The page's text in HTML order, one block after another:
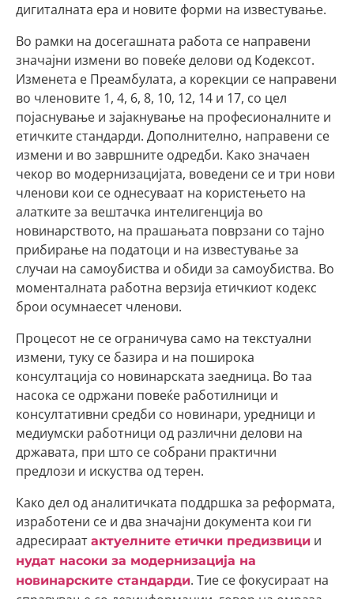
дигиталната ера и новите форми на известување.
Во рамки на досегашната работа се направени
значајни измени во повеќе делови од Кодексот.
Изменета е Преамбулата, а корекции се направени
во членовите 1, 4, 6, 8, 10, 12, 14 и 17, со цел
појаснување и зајакнување на професионалните и
етичките стандарди. Дополнително, направени се
измени и во завршните одредби. Како значаен
чекор во модернизацијата, воведени се и три нови
членови кои се однесуваат на користењето на
алатките за вештачка интелигенција во
новинарството, на прашањата поврзани со тајно
прибирање на податоци и на известување за
случаи на самоубиства и обиди за самоубиства. Во
моменталната работна верзија етичкиот кодекс
брои осумнаесет членови.
Процесот не се ограничува само на текстуални
измени, туку се базира и на поширока
консултација со новинарската заедница. Во таа
насока се одржани повеќе работилници и
консултативни средби со новинари, уредници и
медиумски работници од различни делови на
државата, при што се собрани практични
предлози и искуства од терен.
Како дел од аналитичката поддршка за реформата,
изработени се и два значајни документа кои ги
адресираат актуелните етички предизвици и
нудат насоки за модернизација на
новинарските стандарди. Тие се фокусираат на